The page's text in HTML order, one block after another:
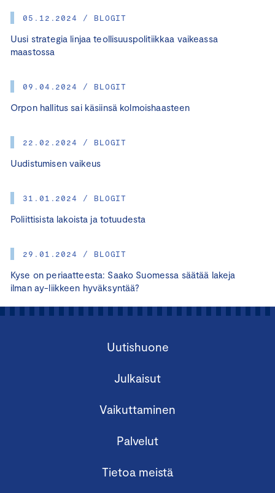
05.12.2024 / BLOGIT
Uusi strategia linjaa teollisuuspolitiikkaa vaikeassa
maastossa
09.04.2024 / BLOGIT
Orpon hallitus sai käsiinsä kolmoishaasteen
22.02.2024 / BLOGIT
Uudistumisen vaikeus
31.01.2024 / BLOGIT
Poliittisista lakoista ja totuudesta
29.01.2024 / BLOGIT
Kyse on periaatteesta: Saako Suomessa säätää lakeja
ilman ay-liikkeen hyväksyntää?
Uutishuone
Julkaisut
Vaikuttaminen
Palvelut
Tietoa meistä